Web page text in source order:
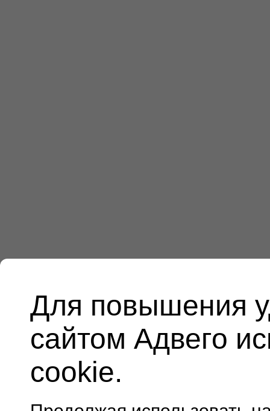
Для повышения
сайтом Адвего
cookie.